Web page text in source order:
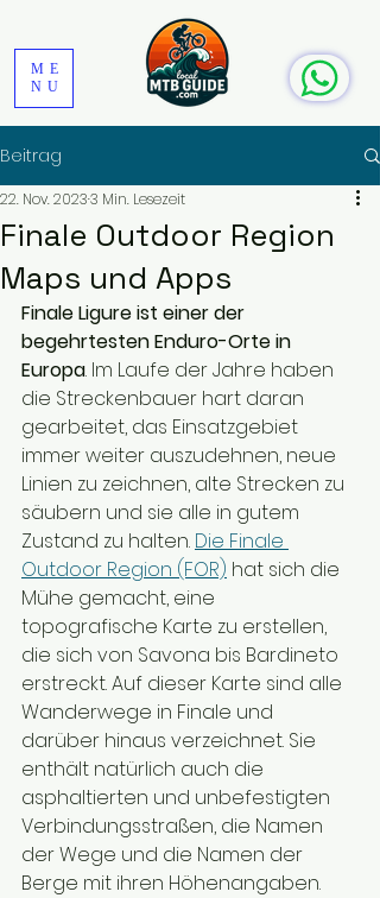
ME
NU
Beitrag
Finale Outdoor Region
Maps und Apps
22. Nov. 20233 Min. Lesezeit
Finale Ligure ist einer der
begehrtesten Enduro-Orte in
Europa. Im Laufe der Jahre haben
die Streckenbauer hart daran
gearbeitet, das Einsatzgebiet
immer weiter auszudehnen, neue
Linien zu zeichnen, alte Strecken zu
säubern und sie alle in gutem
Zustand zu halten. Die Finale
Outdoor Region (FOR) hat sich die
Mühe gemacht, eine
topografische Karte zu erstellen,
die sich von Savona bis Bardineto
erstreckt. Auf dieser Karte sind alle
Wanderwege in Finale und
darüber hinaus verzeichnet. Sie
enthält natürlich auch die
asphaltierten und unbefestigten
Verbindungsstraßen, die Namen
der Wege und die Namen der
Berge mit ihren Höhenangaben.